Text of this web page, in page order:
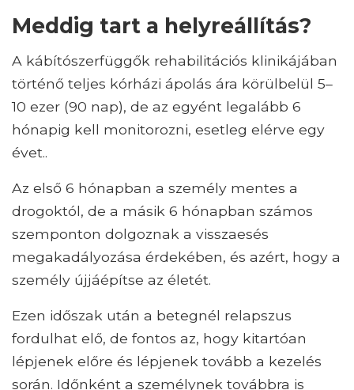
Meddig tart a helyreállítás?
A kábítószerfüggők rehabilitációs klinikájában
történő teljes kórházi ápolás ára körülbelül 5–
10 ezer (90 nap), de az egyént legalább 6
hónapig kell monitorozni, esetleg elérve egy
évet..
Az első 6 hónapban a személy mentes a
drogoktól, de a másik 6 hónapban számos
szemponton dolgoznak a visszaesés
megakadályozása érdekében, és azért, hogy a
személy újjáépítse az életét.
Ezen időszak után a betegnél relapszus
fordulhat elő, de fontos az, hogy kitartóan
lépjenek előre és lépjenek tovább a kezelés
során. Időnként a személynek továbbra is